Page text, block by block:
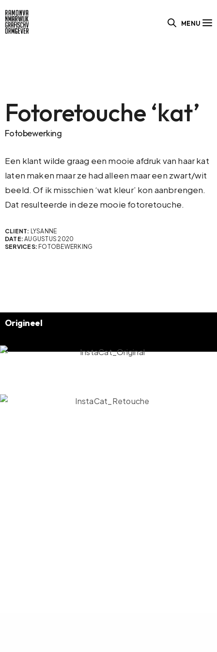
MENU
Fotoretouche ‘kat’
Fotobewerking
Een klant wilde graag een mooie afdruk van haar kat
laten maken maar ze had alleen maar een zwart/wit
beeld. Of ik misschien ‘wat kleur’ kon aanbrengen.
Dat resulteerde in deze mooie fotoretouche.
CLIENT: LYSANNE
DATE: AUGUSTUS 2020
SERVICES: FOTOBEWERKING
Origineel